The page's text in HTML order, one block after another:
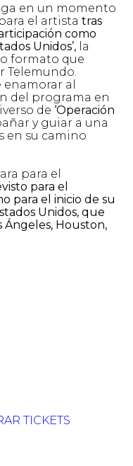
en un momento
el artistatras
como
Unidos’, la
formato que
Telemundo.
al
del programa en
de ‘Operación
y guiar a una
en su camino
para el
para el
para el inicio de su
Unidos, que
Ángeles, Houston,
TICKETS